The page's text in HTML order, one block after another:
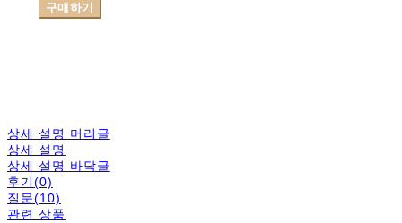
구매하기
상세 설명 머리글
상세 설명
상세 설명 바닥글
후기(0)
질문(10)
관련 상품